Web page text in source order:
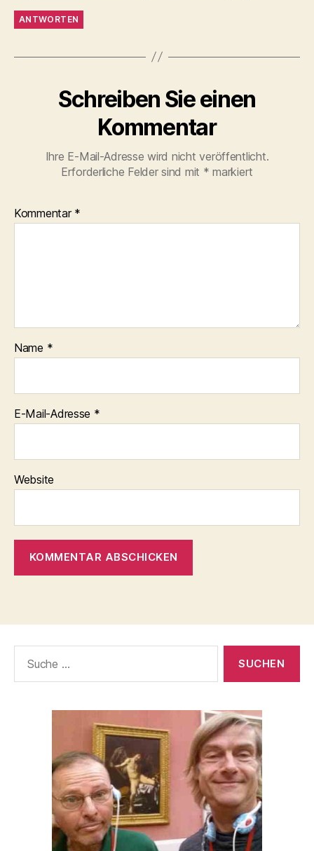
ANTWORTEN
Schreiben Sie einen
Kommentar
Ihre E-Mail-Adresse wird nicht veröffentlicht.
Erforderliche Felder sind mit * markiert
Kommentar *
Name *
E-Mail-Adresse *
Website
nach: